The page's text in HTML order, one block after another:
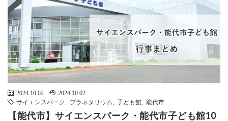
2024.10.02
2024.10.02
サイエンスパーク
プラネタリウム 子ども館 能代市
【能代市】サイエンスパーク・能代市子ども館10